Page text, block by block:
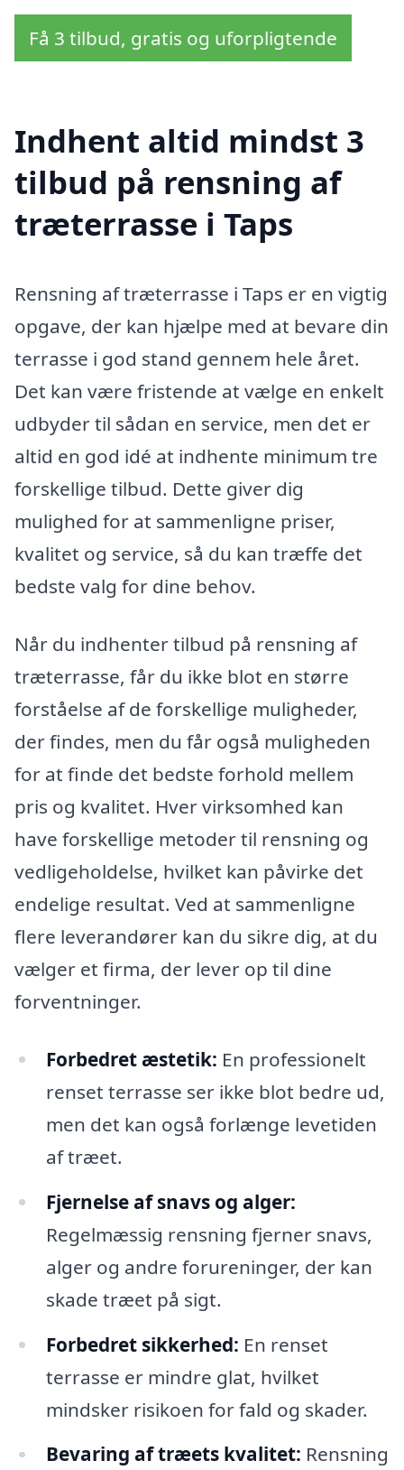
Få 3 tilbud, gratis og uforpligtende
Indhent altid mindst 3
tilbud på rensning af
træterrasse i Taps
Rensning af træterrasse i Taps er en vigtig
opgave, der kan hjælpe med at bevare din
terrasse i god stand gennem hele året.
Det kan være fristende at vælge en enkelt
udbyder til sådan en service, men det er
altid en god idé at indhente minimum tre
forskellige tilbud. Dette giver dig
mulighed for at sammenligne priser,
kvalitet og service, så du kan træffe det
bedste valg for dine behov.
Når du indhenter tilbud på rensning af
træterrasse, får du ikke blot en større
forståelse af de forskellige muligheder,
der findes, men du får også muligheden
for at finde det bedste forhold mellem
pris og kvalitet. Hver virksomhed kan
have forskellige metoder til rensning og
vedligeholdelse, hvilket kan påvirke det
endelige resultat. Ved at sammenligne
flere leverandører kan du sikre dig, at du
vælger et firma, der lever op til dine
forventninger.
Forbedret æstetik: En professionelt
renset terrasse ser ikke blot bedre ud,
men det kan også forlænge levetiden
af træet.
Fjernelse af snavs og alger:
Regelmæssig rensning fjerner snavs,
alger og andre forureninger, der kan
skade træet på sigt.
Forbedret sikkerhed: En renset
terrasse er mindre glat, hvilket
mindsker risikoen for fald og skader.
Bevaring af træets kvalitet: Rensning